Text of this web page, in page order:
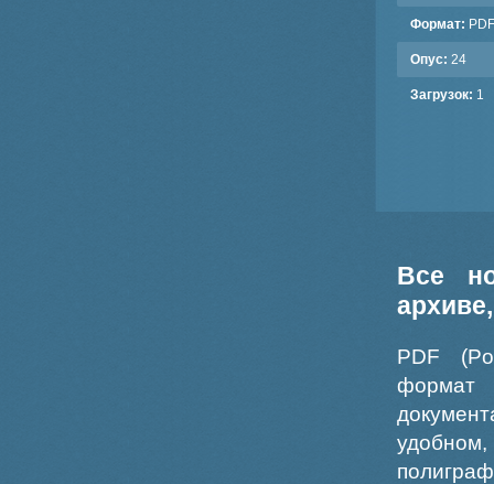
Формат: PDF
Опус: 24
Загрузок: 1
Все
PDF
формат